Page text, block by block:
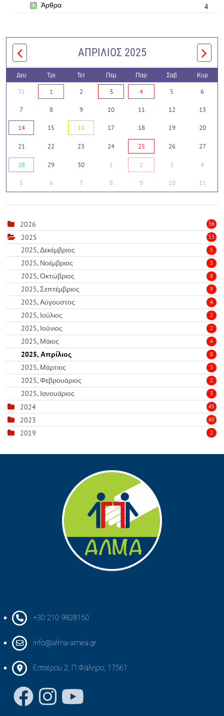
Άρθρα 4
ΑΠΡΊΛΙΟΣ 2025
Δευ Τρι Τετ Πεμ Παρ Σαβ Κυρ
31 1 2 3 4 5 6
7 8 9 10 11 12 13
14 15 16 17 18 19 20
21 22 23 24 25 26 27
28 29 30 1 2 3 4
5 6 7 8 9 10 11
2026 36
2025 53
2025, Δεκέμβριος 5
2025, Νοέμβριος 3
2025, Οκτώβριος 8
2025, Σεπτέμβριος 9
2025, Αύγουστος 4
2025, Ιούλιος 2
2025, Ιούνιος 2
2025, Μάιος 4
2025, Απρίλιος 8
2025, Μάρτιος 3
2025, Φεβρουάριος 2
2025, Ιανουάριος 3
2024 45
2023 60
2019 2
+30 210 9828150
info@alma-amea.gr
Εσπέρου 2, Π.Φάληρο, 17561